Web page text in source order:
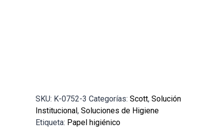
SKU: K-0752-3 Categorías: Scott, Solución
Institucional, Soluciones de Higiene
Etiqueta: Papel higiénico